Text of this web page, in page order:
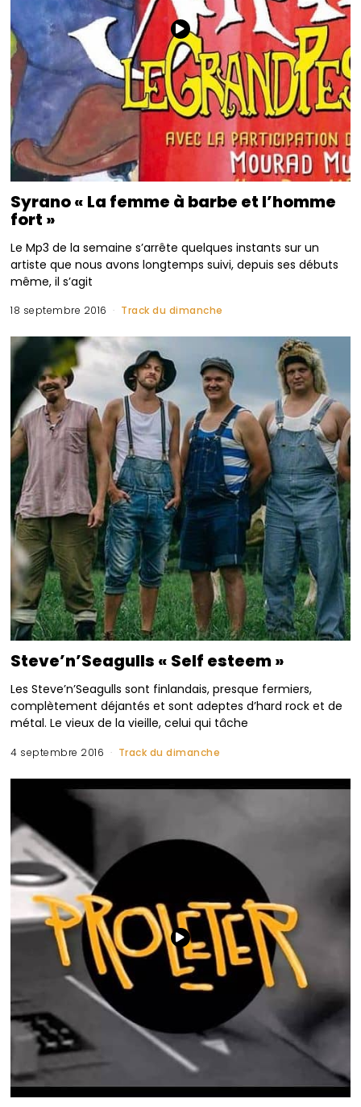
Syrano « La femme à barbe et l’homme
fort »
Le Mp3 de la semaine s’arrête quelques instants sur un
artiste que nous avons longtemps suivi, depuis ses débuts
même, il s’agit
18 septembre 2016 Track du dimanche
Steve’n’Seagulls « Self esteem »
Les Steve’n’Seagulls sont finlandais, presque fermiers,
complètement déjantés et sont adeptes d’hard rock et de
métal. Le vieux de la vieille, celui qui tâche
4 septembre 2016 Track du dimanche